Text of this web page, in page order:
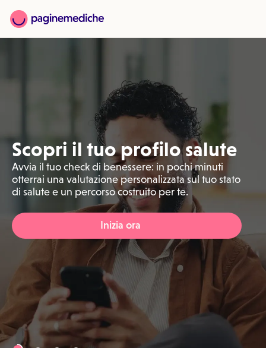
Scopri il tuo profilo salute
Avvia il tuo check di benessere: in pochi minuti
otterrai una valutazione personalizzata sul tuo stato
di salute e un percorso costruito per te.
Inizia ora